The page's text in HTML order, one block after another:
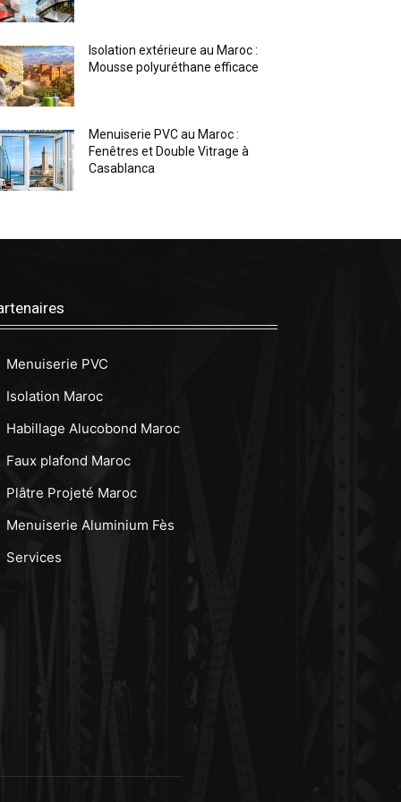
Isolation extérieure au Maroc :
Mousse polyuréthane efficace
Menuiserie PVC au Maroc :
Fenêtres et Double Vitrage à
Casablanca
Menuiserie PVC
Isolation Maroc
Habillage Alucobond Maroc
Faux plafond Maroc
Plâtre Projeté Maroc
Menuiserie Aluminium Fès
Services